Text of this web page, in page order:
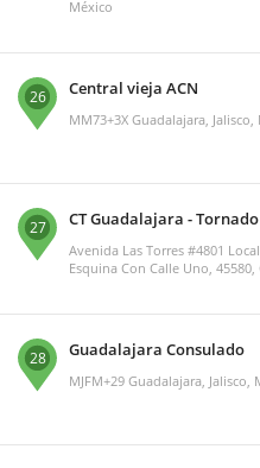
México
26 Central vieja ACN
MM73+3X Guadalajara, Jalisco,
27 CT Guadalajara - Tornado
Avenida Las Torres #4801
Esquina Con Calle Uno, 45580,
28 Guadalajara Consulado
MJFM+29 Guadalajara, Jalisco,